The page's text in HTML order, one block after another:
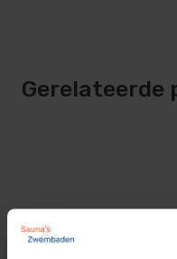
Waarom een
Gerelateerde